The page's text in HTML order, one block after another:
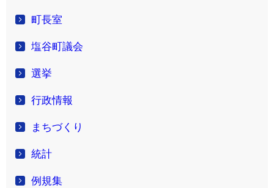
町長室
塩谷町議会
選挙
行政情報
まちづくり
統計
例規集